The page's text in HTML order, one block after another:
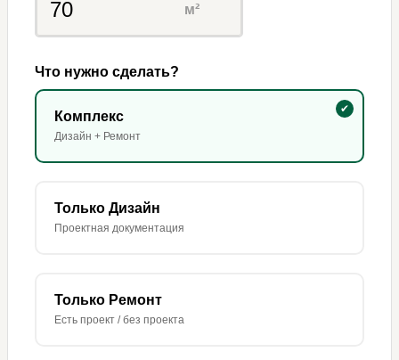
м²
Что нужно сделать?
Комплекс
Дизайн + Ремонт
Только Дизайн
Проектная документация
Только Ремонт
Есть проект / без проекта